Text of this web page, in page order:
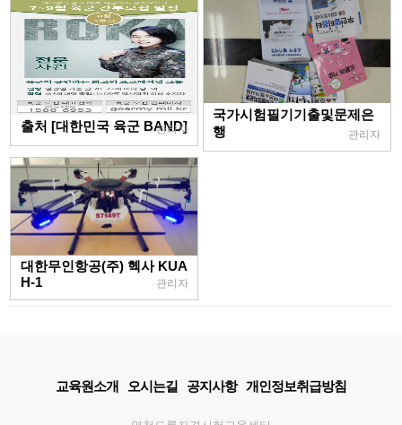
출처 [대한민국 육군 BAND]
관리자
국가시험필기기출및문제은
행
관리자
대한무인항공(주) 헥사 KUA
H-1
관리자
교육원소개 오시는길 공지사항 개인정보취급방침